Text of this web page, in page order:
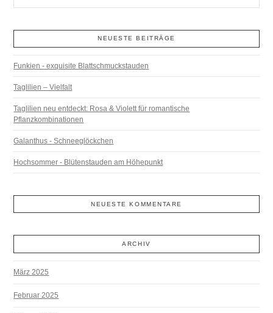
NEUESTE BEITRÄGE
Funkien - exquisite Blattschmuckstauden
Taglilien – Vielfalt
Taglilien neu entdeckt: Rosa & Violett für romantische
Pflanzkombinationen
Galanthus - Schneeglöckchen
Hochsommer - Blütenstauden am Höhepunkt
NEUESTE KOMMENTARE
ARCHIV
März 2025
Februar 2025